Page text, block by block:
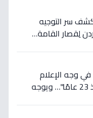
سر التوجيه
لِقصار القامة…
في وجه الإعلام
"تحاولون قتلني منذ 23 عامًا"… ويوجه